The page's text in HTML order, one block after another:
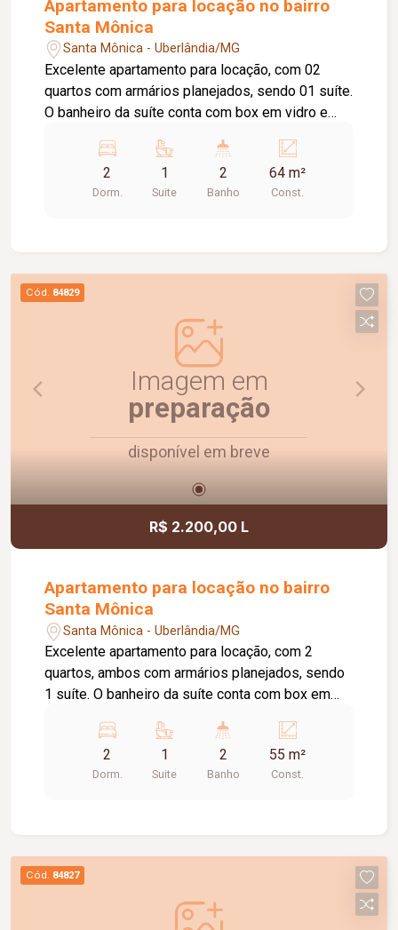
Apartamento para locação no bairro
Santa Mônica
Santa Mônica - Uberlândia/MG
Excelente apartamento para locação, com 02
quartos com armários planejados, sendo 01 suíte.
O banheiro da suíte conta com box em vidro e
bem iluminada, sacada com churrasqueira,
cozinha com armários planejados e cooktop, área
de serviço com armário e 01 banheiro social com
capacidade para 02 carros. Um imóvel
confortável, funcional e pronto para morar.
Agende uma visita e conheça!
2
Dorm.
1
Suite
2
Banho
64 m²
Const.
Cód. 84829
Imagem em
preparação
disponível em breve
R$ 2.200,00 L
Apartamento para locação no bairro
Santa Mônica
Santa Mônica - Uberlândia/MG
Excelente apartamento para locação, com 2
quartos, ambos com armários planejados, sendo
1 suíte. O banheiro da suíte conta com box em
ampla e bem iluminada, sacada com
churrasqueira, cozinha com armários planejados e
cooktop, área de serviço com armário e banheiro
com capacidade para 2 carros. Um imóvel
confortável, funcional e pronto para morar.
Agende uma visita e conheça!
2
Dorm.
1
Suite
2
Banho
55 m²
Const.
Cód. 84827